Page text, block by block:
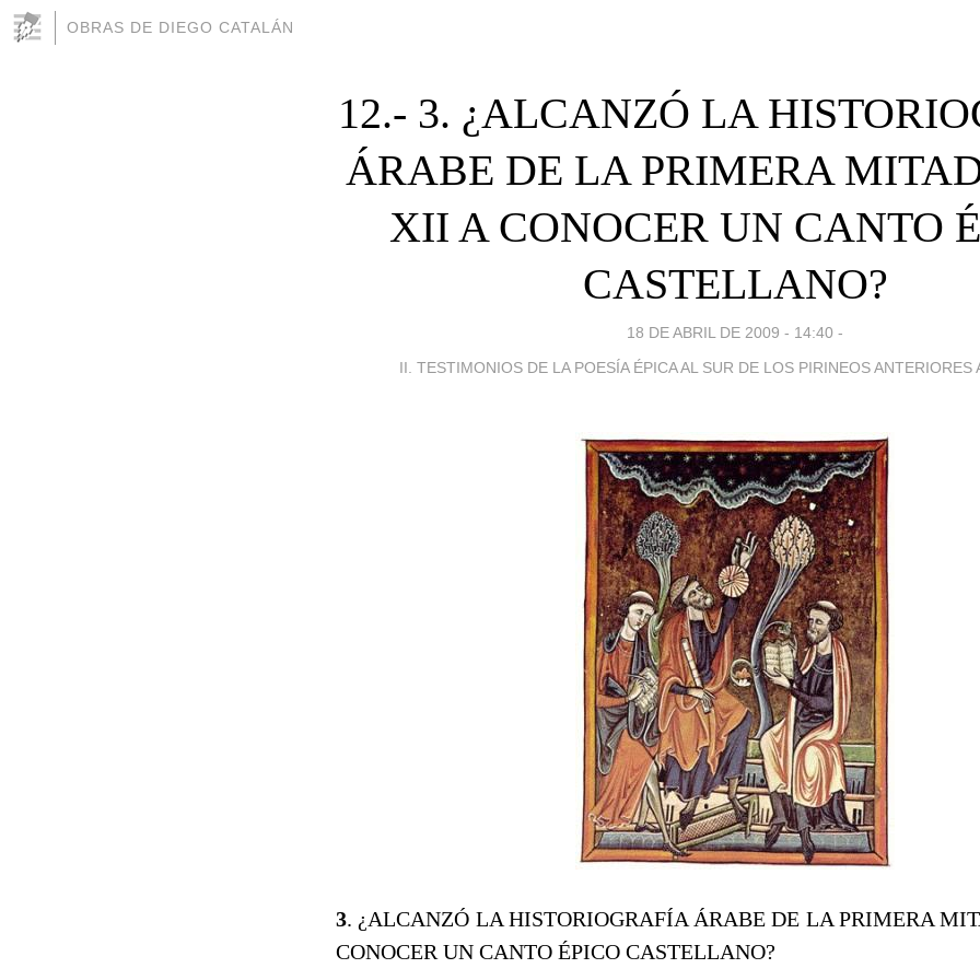
OBRAS DE DIEGO CATALÁN
12.- 3. ¿ALCANZÓ LA
ÁRABE DE LA PRIMERA
XII A CONOCER UN CANTO
CASTELLANO?
18 DE ABRIL DE 2009 - 14:40 -
II. TESTIMONIOS DE LA POESÍA ÉPICA AL SUR DE LOS PIRINEOS ANTERIORES
3. ¿ALCANZÓ LA HISTORIOGRAFÍA ÁRABE DE LA PRIMERA
CONOCER UN CANTO ÉPICO CASTELLANO?